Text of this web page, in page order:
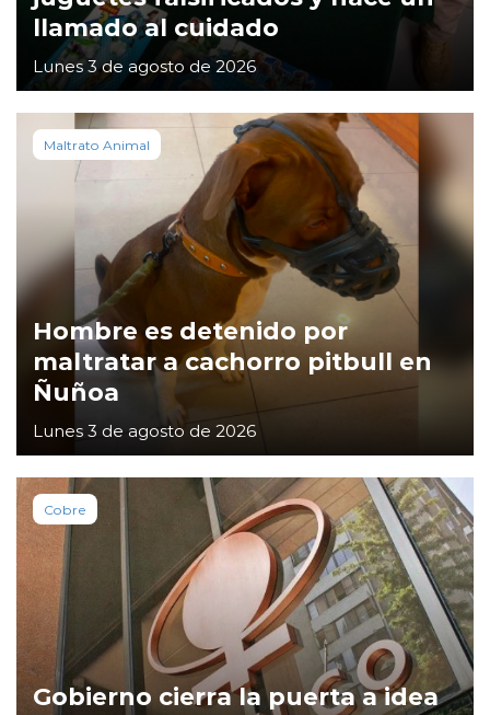
llamado al cuidado
Lunes 3 de agosto de 2026
Maltrato Animal
Hombre es detenido por
maltratar a cachorro pitbull en
Ñuñoa
Lunes 3 de agosto de 2026
Cobre
Gobierno cierra la puerta a idea